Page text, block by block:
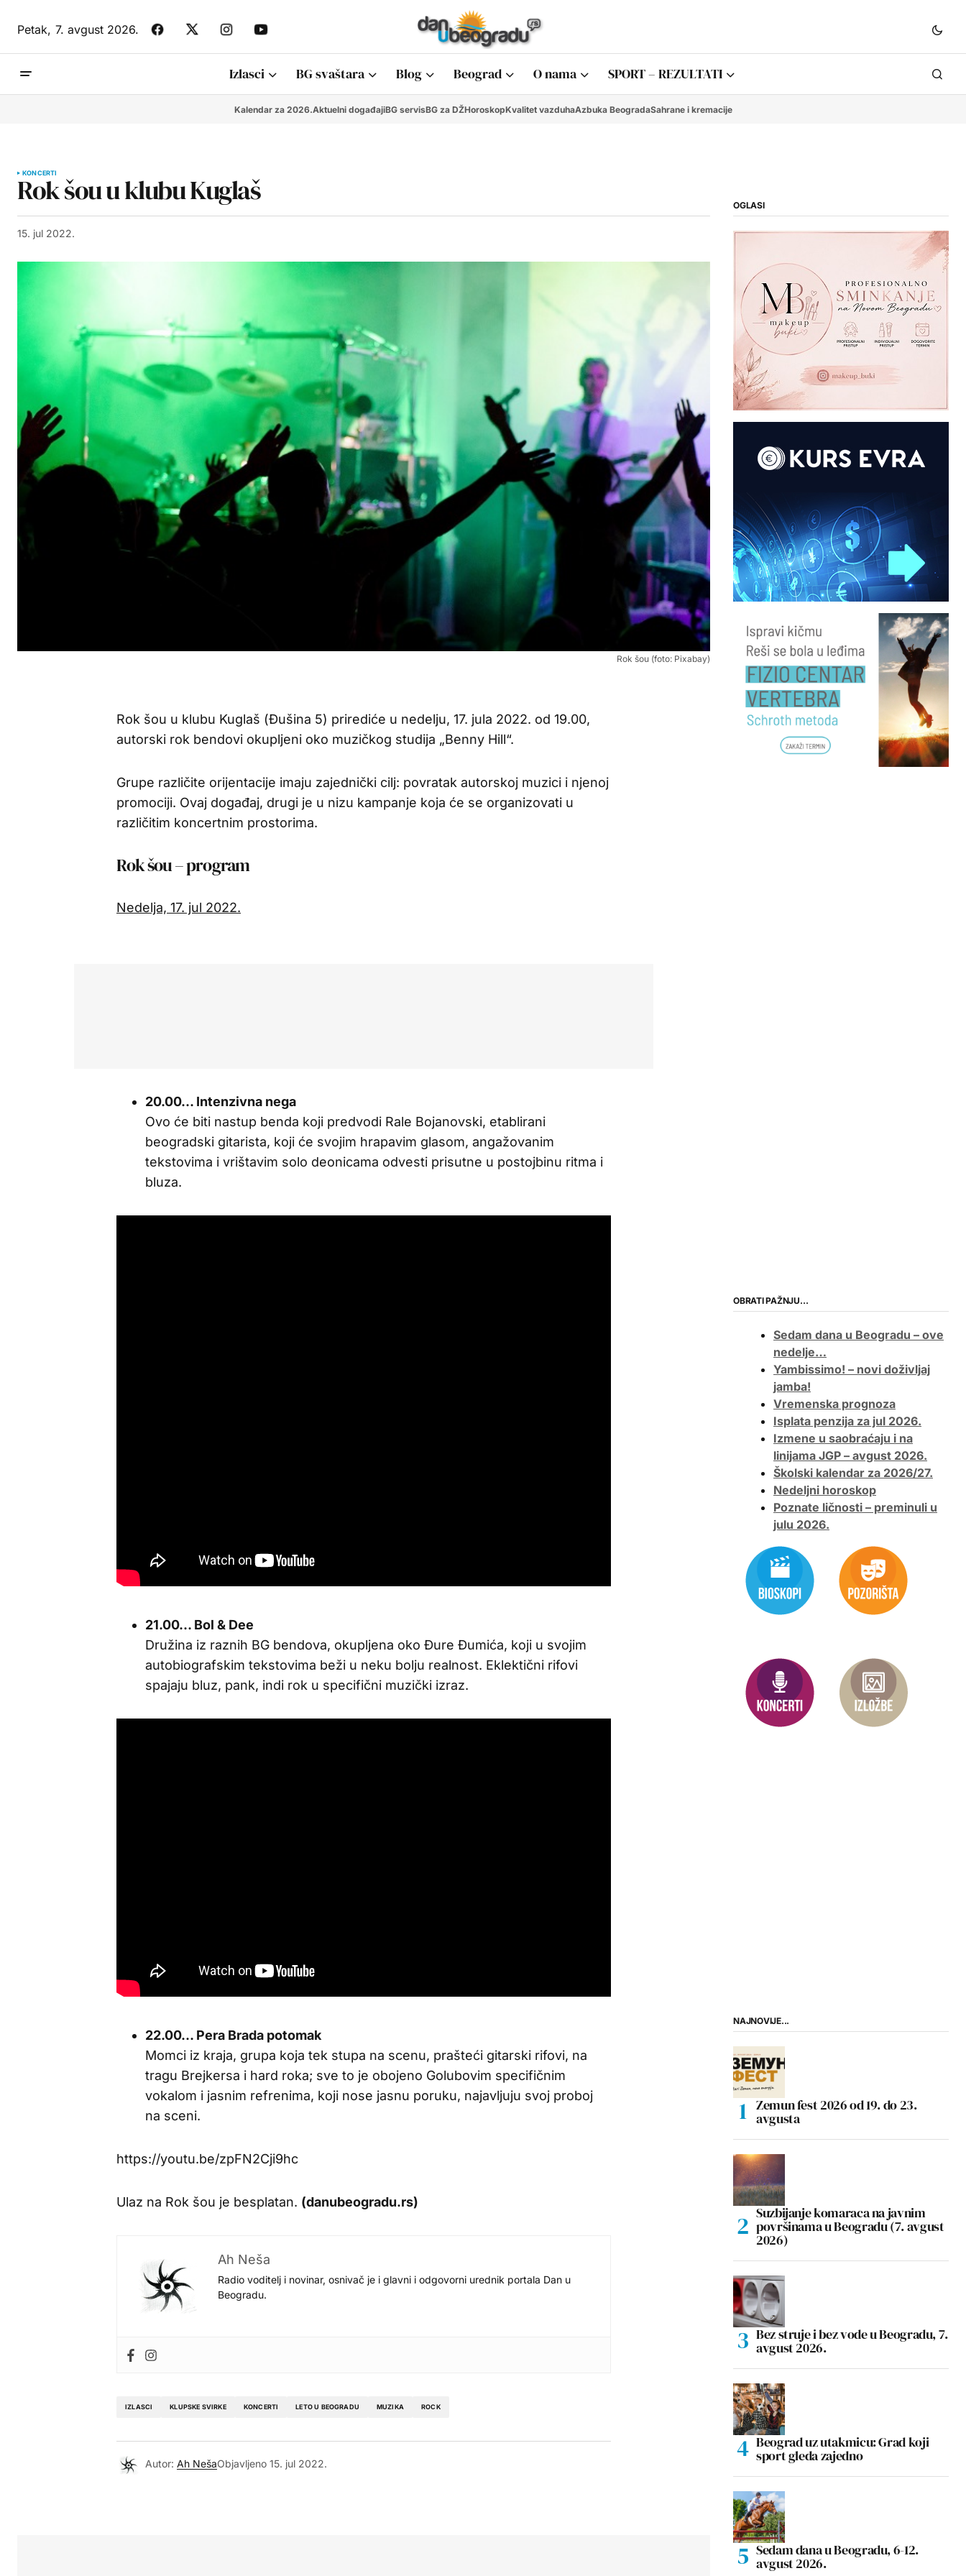
Petak,7. avgust 2026.
Izlasci BG svaštara Blog Beograd O nama SPORT – REZULTATI
Kalendar za 2026.Aktuelni događajiBG servisBG za DŽHoroskopKvalitet vazduhaAzbuka BeogradaSahrane i kremacije
KONCERTI
Rok šou u klubu Kuglaš
15. jul 2022.
Rok šou (foto: Pixabay)
Rok šou u klubu Kuglaš (Đušina 5) prirediće u nedelju, 17. jula 2022. od 19.00,
autorski rok bendovi okupljeni oko muzičkog studija „Benny Hill“.
Grupe različite orijentacije imaju zajednički cilj: povratak autorskoj muzici i njenoj
promociji. Ovaj događaj, drugi je u nizu kampanje koja će se organizovati u
različitim koncertnim prostorima.
Rok šou – program
Nedelja, 17. jul 2022.
20.00… Intenzivna nega
Ovo će biti nastup benda koji predvodi Rale Bojanovski, etablirani
beogradski gitarista, koji će svojim hrapavim glasom, angažovanim
tekstovima i vrištavim solo deonicama odvesti prisutne u postojbinu ritma i
bluza.
21.00… Bol & Dee
Družina iz raznih BG bendova, okupljena oko Đure Đumića, koji u svojim
autobiografskim tekstovima beži u neku bolju realnost. Eklektični rifovi
spajaju bluz, pank, indi rok u specifični muzički izraz.
22.00… Pera Brada potomak
Momci iz kraja, grupa koja tek stupa na scenu, prašteći gitarski rifovi, na
tragu Brejkersa i hard roka; sve to je obojeno Golubovim specifičnim
vokalom i jasnim refrenima, koji nose jasnu poruku, najavljuju svoj proboj
na sceni.
https://youtu.be/zpFN2Cji9hc
Ulaz na Rok šou je besplatan. (danubeogradu.rs)
Ah Neša
Radio voditelj i novinar, osnivač je i glavni i odgovorni urednik portala Dan u
Beogradu.
IZLASCI KLUPSKE SVIRKE KONCERTI LETO U BEOGRADU MUZIKA ROCK
Autor: Ah NešaObjavljeno 15. jul 2022.
OGLASI
OBRATI PAŽNJU…
Sedam dana u Beogradu – ove
nedelje…
Yambissimo! – novi doživljaj
jamba!
Vremenska prognoza
Isplata penzija za jul 2026.
Izmene u saobraćaju i na
linijama JGP – avgust 2026.
Školski kalendar za 2026/27.
Nedeljni horoskop
Poznate ličnosti – preminuli u
julu 2026.
NAJNOVIJE...
Zemun fest 2026 od 19. do 23.
avgusta
Suzbijanje komaraca na javnim
površinama u Beogradu (7. avgust
2026)
Bez struje i bez vode u Beogradu, 7.
avgust 2026.
Beograd uz utakmicu: Grad koji
sport gleda zajedno
Sedam dana u Beogradu, 6-12.
avgust 2026.